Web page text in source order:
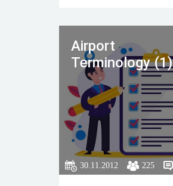
Airport
Terminology (1)
30.11.2012 225